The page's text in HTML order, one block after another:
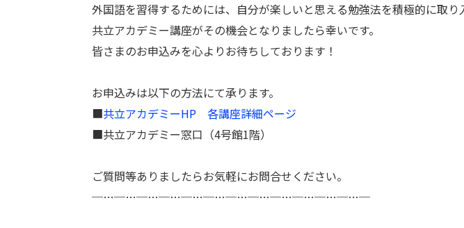
外国語を習得するためには、自分が楽しいと思える勉強法を積極的に取り
共立アカデミー講座がその機会となりましたら幸いです。
皆さまのお申込みを心よりお待ちしております！
お申込みは以下の方法にて承ります。
■共立アカデミーHP 各講座詳細ページ
■共立アカデミー窓口（4号館1階）
ご質問等ありましたらお気軽にお問合せください。
─…─…─…─…─…─…─…─…─…─…─…─…─